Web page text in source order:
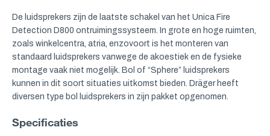
De luidsprekers zijn de laatste schakel van het Unica Fire
Detection D800 ontruimingssysteem. In grote en hoge ruimten,
zoals winkelcentra, atria, enzovoort is het monteren van
standaard luidsprekers vanwege de akoestiek en de fysieke
montage vaak niet mogelijk. Bol of “Sphere” luidsprekers
kunnen in dit soort situaties uitkomst bieden. Dräger heeft
diversen type bol luidsprekers in zijn pakket opgenomen.
Specificaties